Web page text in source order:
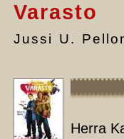
Varasto
Jussi U.
Herra